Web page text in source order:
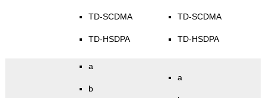
TD-SCDMA
TD-HSDPA
TD-SCDMA
TD-HSDPA
a
b
a